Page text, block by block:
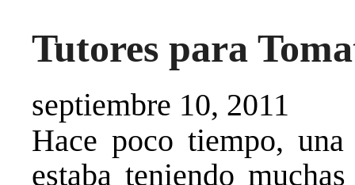
Tutores para
septiembre 10, 2011
Hace poco tiempo,
estaba teniendo